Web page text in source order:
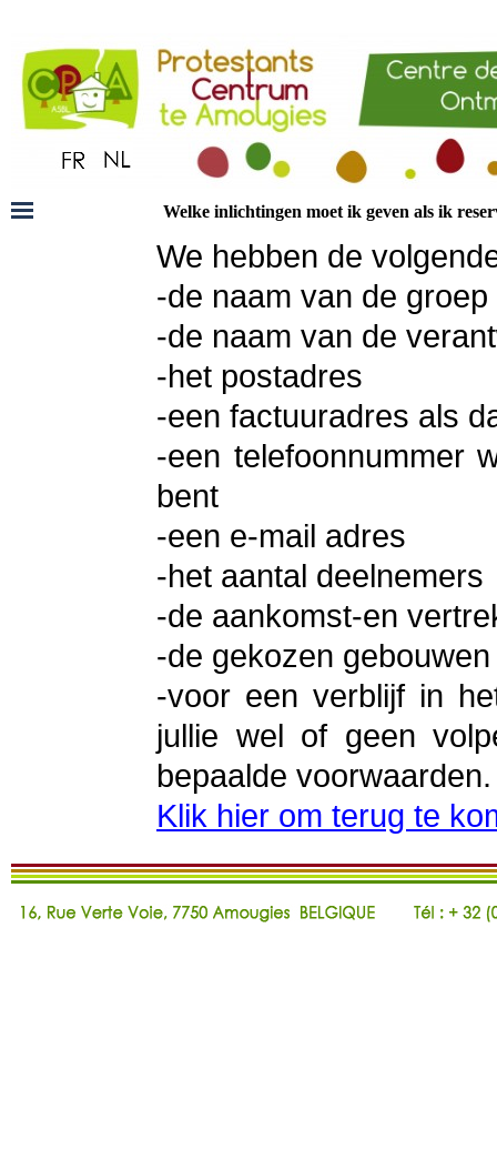
Welke inlichtingen moet ik geven als ik
We hebben de
-de naam van de groep
-de naam van de
-het postadres
-een factuuradres als
-een telefoonnummer
bent
-een e-mail adres
-het aantal deelnemers
-de aankomst-en
-de gekozen gebouwen
-voor een verblijf in
jullie wel of geen
bepaalde voorwaarden.
Klik hier om terug te